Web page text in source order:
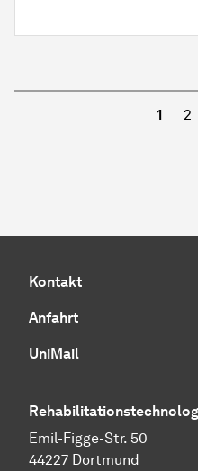
1 2
Kontakt
Anfahrt
UniMail
Emil-Figge-Str. 50
44227 Dortmund